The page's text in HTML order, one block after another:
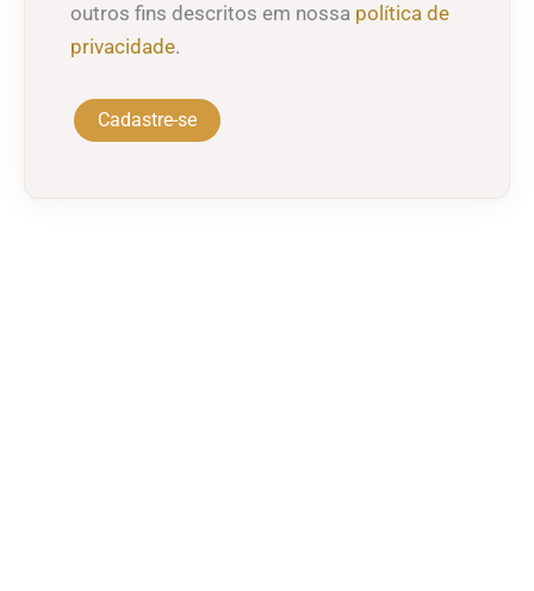
outros fins descritos em nossa política de
privacidade.
Cadastre-se